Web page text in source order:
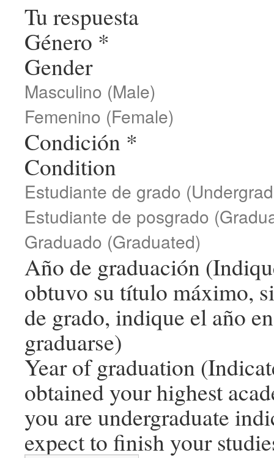
Tu respuesta
Género *
Gender
Masculino (Male)
Femenino (Female)
Condición *
Condition
Estudiante de grado
Estudiante de posgrado
Graduado (Graduated)
Año de graduación
obtuvo su título máximo,
de grado, indique el año
graduarse)
Year of graduation
obtained your highest
you are undergraduate
expect to finish your